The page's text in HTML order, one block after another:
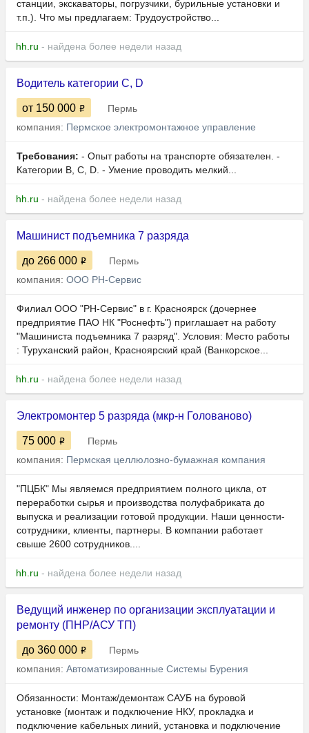
станции, экскаваторы, погрузчики, бурильные установки и
т.п.). Что мы предлагаем: Трудоустройство...
hh.ru - найдена более недели назад
Водитель категории С, D
от 150 000
Пермь
компания: Пермское электромонтажное управление
Требования: - Опыт работы на транспорте обязателен. -
Категории B, C, D. - Умение проводить мелкий...
hh.ru - найдена более недели назад
Машинист подъемника 7 разряда
до 266 000
Пермь
компания: ООО РН-Сервис
Филиал ООО "РН-Сервис" в г. Красноярск (дочернее
предприятие ПАО НК "Роснефть") приглашает на работу
"Машиниста подъемника 7 разряд". Условия: Место работы
: Туруханский район, Красноярский край (Ванкорское...
hh.ru - найдена более недели назад
Электромонтер 5 разряда (мкр-н Голованово)
75 000
Пермь
компания: Пермская целлюлозно-бумажная компания
"ПЦБК" Мы являемся предприятием полного цикла, от
переработки сырья и производства полуфабриката до
выпуска и реализации готовой продукции. Наши ценности-
сотрудники, клиенты, партнеры. В компании работает
свыше 2600 сотрудников....
hh.ru - найдена более недели назад
Ведущий инженер по организации эксплуатации и
ремонту (ПНР/АСУ ТП)
до 360 000
Пермь
компания: Автоматизированные Системы Бурения
Обязанности: Монтаж/демонтаж САУБ на буровой
установке (монтаж и подключение НКУ, прокладка и
подключение кабельных линий, установка и подключение